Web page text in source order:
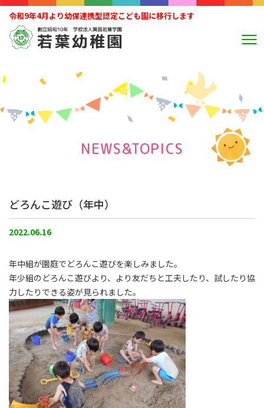
令和9年4月より幼保連携型認定こども園に移行します
NEWS&TOPICS
どろんこ遊び（年中）
2022.06.16
年中組が園庭でどろんこ遊びを楽しみました。
年少組のどろんこ遊びより、より友だちと工夫したり、試したり協
力したりできる姿が見られました。